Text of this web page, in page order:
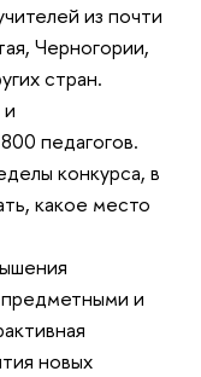
из почти
Черногории,
стран.
педагогов.
конкурса, в
какое место
предметными и
новых